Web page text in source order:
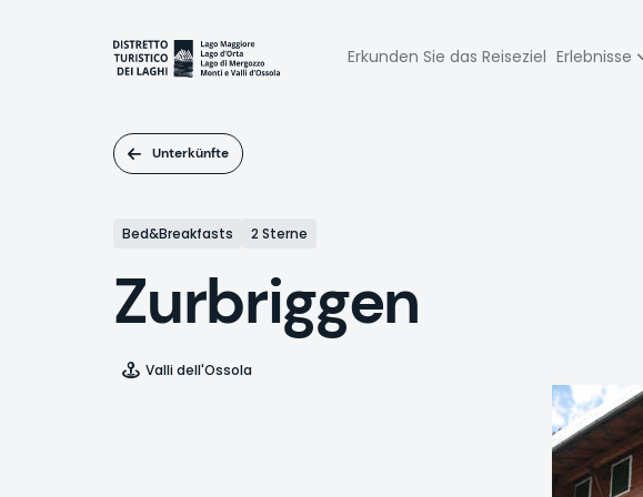
Navigazione
Erkunden Sie das Reiseziel Erlebnisse
Unterkünfte
Bed&Breakfasts 2 Sterne
Zurbriggen
Valli dell'Ossola